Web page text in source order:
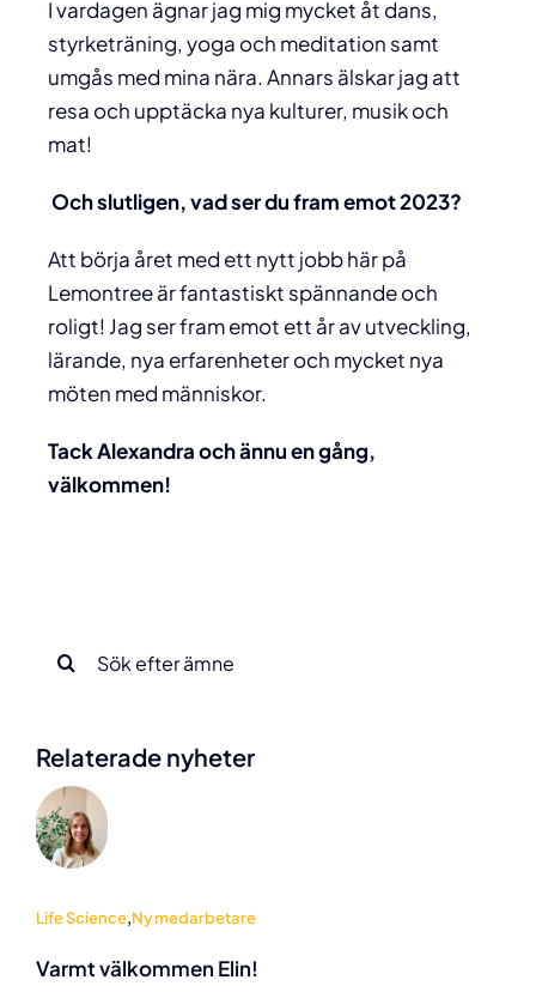
I vardagen ägnar jag mig mycket åt dans,
styrketräning, yoga och meditation samt
umgås med mina nära. Annars älskar jag att
resa och upptäcka nya kulturer, musik och
mat!
Och slutligen, vad ser du fram emot 2023?
Att börja året med ett nytt jobb här på
Lemontree är fantastiskt spännande och
roligt! Jag ser fram emot ett år av utveckling,
lärande, nya erfarenheter och mycket nya
möten med människor.
Tack Alexandra och ännu en gång,
välkommen!
Sök
efter:
Relaterade nyheter
Life Science,Ny medarbetare
Varmt välkommen Elin!